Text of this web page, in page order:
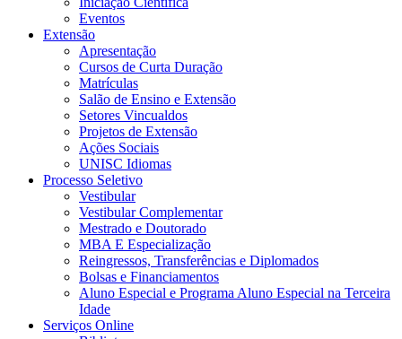
Eventos
Extensão
Apresentação
Cursos de Curta Duração
Matrículas
Salão de Ensino e Extensão
Setores Vincualdos
Projetos de Extensão
Ações Sociais
UNISC Idiomas
Processo Seletivo
Vestibular
Vestibular Complementar
Mestrado e Doutorado
MBA E Especialização
Reingressos, Transferências e Diplomados
Bolsas e Financiamentos
Aluno Especial e Programa Aluno Especial na Terceira
Idade
Serviços Online